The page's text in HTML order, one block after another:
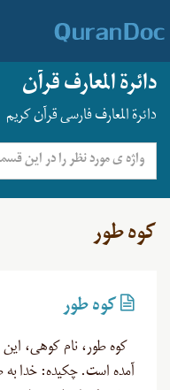
دائرة المعارف قرآن
دائرة المعارف فارسی قرآن کریم
کوه طور
کوه طور
آمده است. چکیده: خدا به